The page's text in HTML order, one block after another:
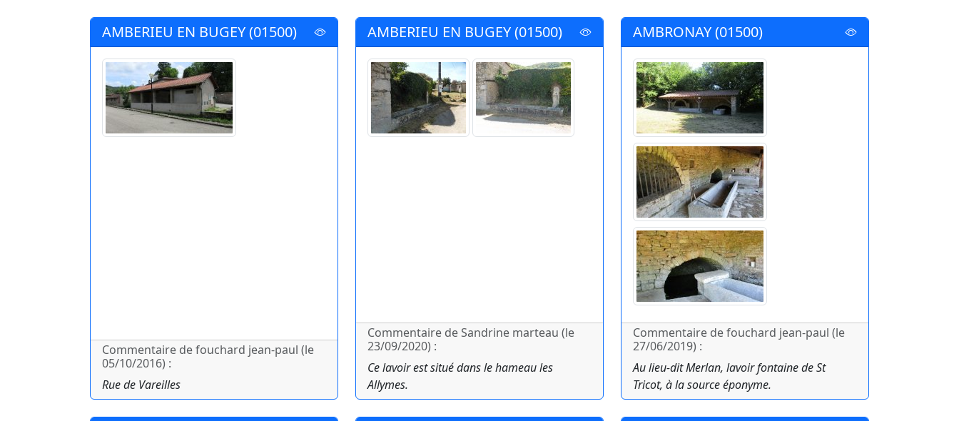
AMBERIEU EN BUGEY (01500)
Commentaire de fouchard jean-paul (le
05/10/2016) :
Rue de Vareilles
AMBERIEU EN BUGEY (01500)
Commentaire de Sandrine marteau (le
23/09/2020) :
Ce lavoir est situé dans le hameau les
Allymes.
AMBRONAY (01500)
Commentaire de fouchard jean-paul (le
27/06/2019) :
Au lieu-dit Merlan, lavoir fontaine de St
Tricot, à la source éponyme.